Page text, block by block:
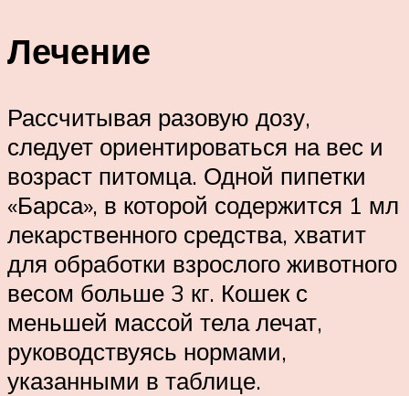
Лечение
Рассчитывая разовую дозу,
следует ориентироваться на вес и
возраст питомца. Одной пипетки
«Барса», в которой содержится 1 мл
лекарственного средства, хватит
для обработки взрослого животного
весом больше 3 кг. Кошек с
меньшей массой тела лечат,
руководствуясь нормами,
указанными в таблице.